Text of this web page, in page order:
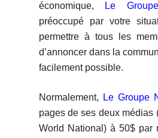
économique,
Le
préoccupé par votre
permettre à tous les
d’annoncer dans la
facilement possible.
Normalement, Le Groupe
pages de ses deux médias
World National) à 50$ par